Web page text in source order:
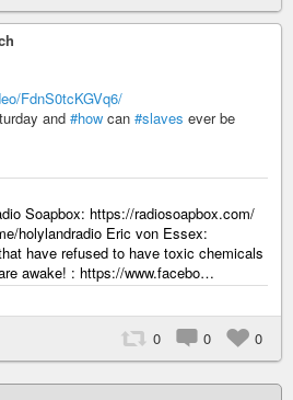
FdnS0tcKGVq6/
and #how can #slaves ever be
Soapbox: https://radiosoapbox.com/
holylandradio Eric von Essex:
have refused to have toxic chemicals
awake! : https://www.facebo…
0 0 0